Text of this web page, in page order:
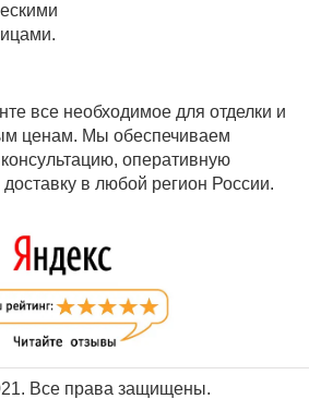
все необходимое для отделки и
ценам. Мы обеспечиваем
оперативную
доставку в любой регион России.
Все права защищены.